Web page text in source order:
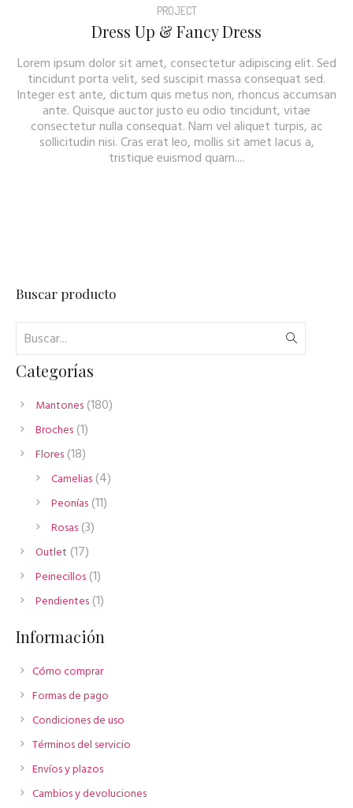
PROJECT
Dress Up & Fancy Dress
Lorem ipsum dolor sit amet, consectetur adipiscing elit. Sed
tincidunt porta velit, sed suscipit massa consequat sed.
Integer est ante, dictum quis metus non, rhoncus accumsan
ante. Quisque auctor justo eu odio tincidunt, vitae
consectetur nulla consequat. Nam vel aliquet turpis, ac
sollicitudin nisi. Cras erat leo, mollis sit amet lacus a,
tristique euismod quam....
Buscar producto
Categorías
Mantones 180180
Broches 11
producto
Flores 1818
productos
Camelias 44
Peonías 1111
Rosas 33
Outlet 1717
productos
Peinecillos 11
producto
Pendientes 11
Información
Cómo comprar
Formas de pago
Condiciones de uso
Términos del servicio
Envíos y plazos
Cambios y devoluciones